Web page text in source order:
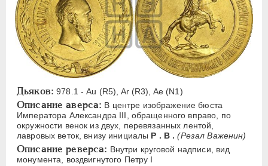
Дьяков: 978.1 - Au (R5), Ar (R3), Ae (N1)
Описание аверса: В центре изображение бюста
Императора Александра III, обращенного вправо, по
окружности венок из двух, перевязанных лентой,
лавровых веток, внизу инициалы P . В . (Резал Важенин)
Описание реверса: Внутри круговой надписи, вид
монумента, воздвигнутого Петру I
АЛЕКСАНДР III 1881-1894
Латинская надпись
C E F H J K
M
R S T X Z
Русская надпись
А Б В Г Д Е З И
Л
Ф
Х Э